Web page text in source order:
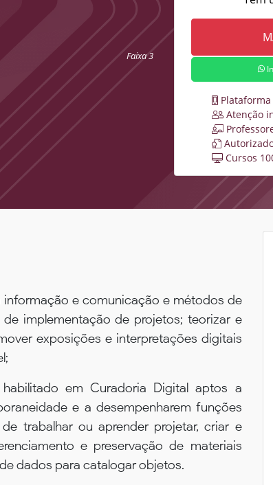
Faixa 3
Plataforma
Atenção
Cursos
e comunicação e métodos de
implementação de projetos; teorizar e
exposições e interpretações digitais
em Curadoria Digital aptos a
e a desempenharem funções
trabalhar ou aprender projetar, criar e
e preservação de materiais
dados para catalogar objetos.